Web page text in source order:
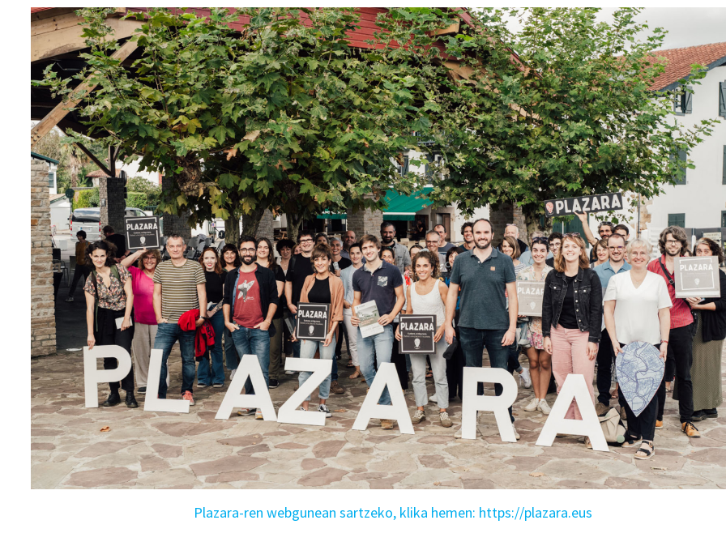
Plazara-ren webgunean sartzeko, klika hemen: https://plazara.eus